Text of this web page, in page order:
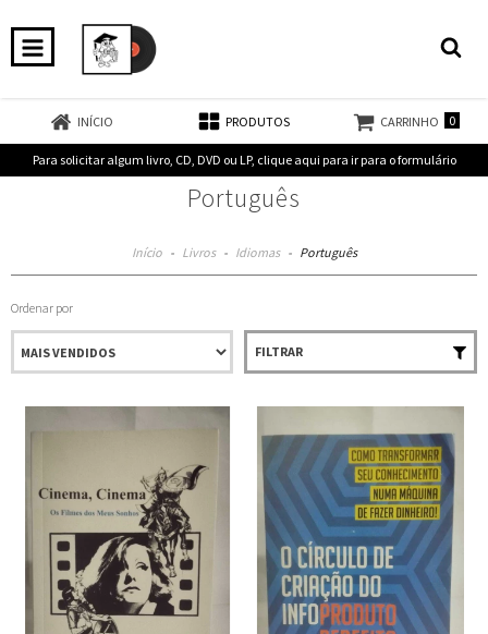
INÍCIO PRODUTOS CARRINHO 0
Para solicitar algum livro, CD, DVD ou LP, clique aqui para ir para o formulário
Português
Início - Livros - Idiomas - Português
Ordenar por
FILTRAR